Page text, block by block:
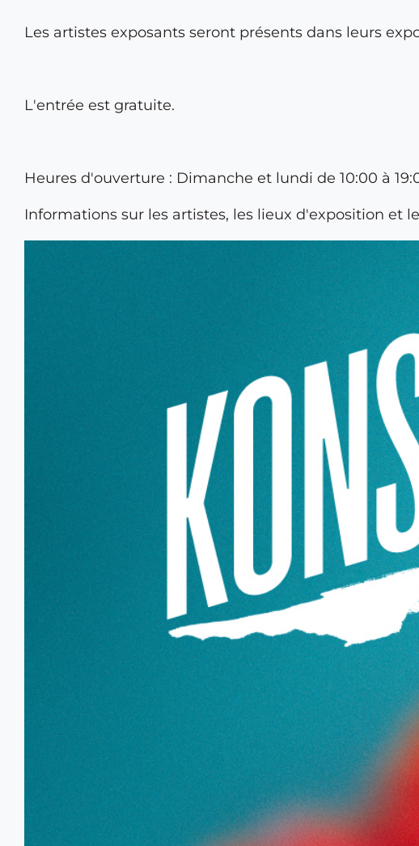
Les artistes exposants seront présents dans leurs
L'entrée est gratuite.
Heures d'ouverture : Dimanche et lundi de 10:00 à
Informations sur les artistes, les lieux d'exposition et